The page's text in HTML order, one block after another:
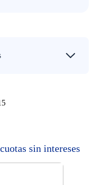
sin intereses